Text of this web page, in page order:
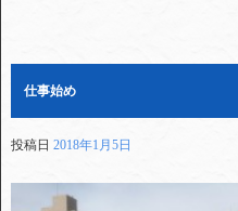
仕事始め
投稿日 2018年1月5日